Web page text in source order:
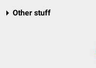
Other stuff